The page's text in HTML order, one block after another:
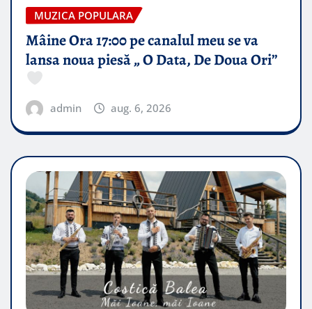
MUZICA POPULARA
Mâine Ora 17:00 pe canalul meu se va
lansa noua piesă „ O Data, De Doua Ori”
admin aug. 6, 2026